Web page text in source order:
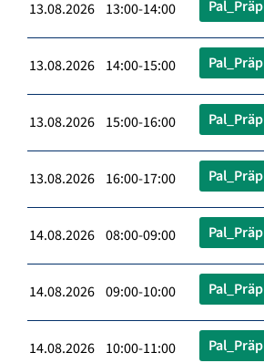
13.08.2026 13:00-14:00 Pal_Präp
13.08.2026 14:00-15:00 Pal_Präp
13.08.2026 15:00-16:00 Pal_Präp
13.08.2026 16:00-17:00 Pal_Präp
14.08.2026 08:00-09:00 Pal_Präp
14.08.2026 09:00-10:00 Pal_Präp
14.08.2026 10:00-11:00 Pal_Präp